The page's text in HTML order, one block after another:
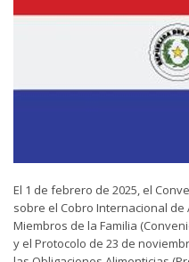
El 1 de febrero de 2025, el
sobre el Cobro Internacional
Miembros de la Familia
y el Protocolo de 23 de